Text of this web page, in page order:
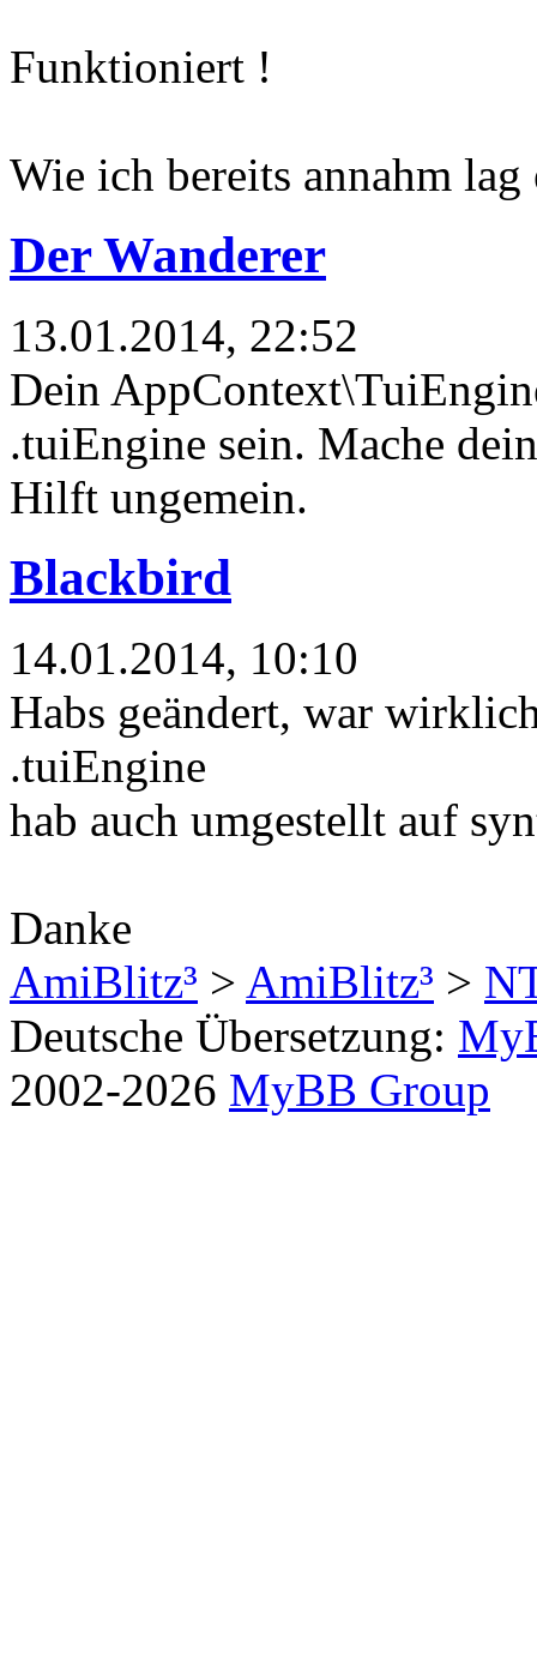
Funktioniert !
Wie ich bereits annahm lag
Der Wanderer
13.01.2014, 22:52
Dein
.tuiEngine sein. Mache
Hilft ungemein.
Blackbird
14.01.2014, 10:10
Habs geändert, war
.tuiEngine
hab auch umgestellt auf
Danke
AmiBlitz³ > AmiBlitz³ >
Deutsche Übersetzung:
2002-2026 MyBB Group